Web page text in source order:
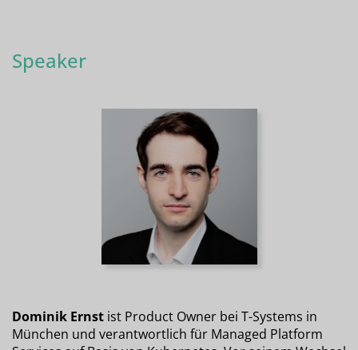
Speaker
Dominik Ernst ist Product Owner bei T-Systems in
München und verantwortlich für Managed Platform